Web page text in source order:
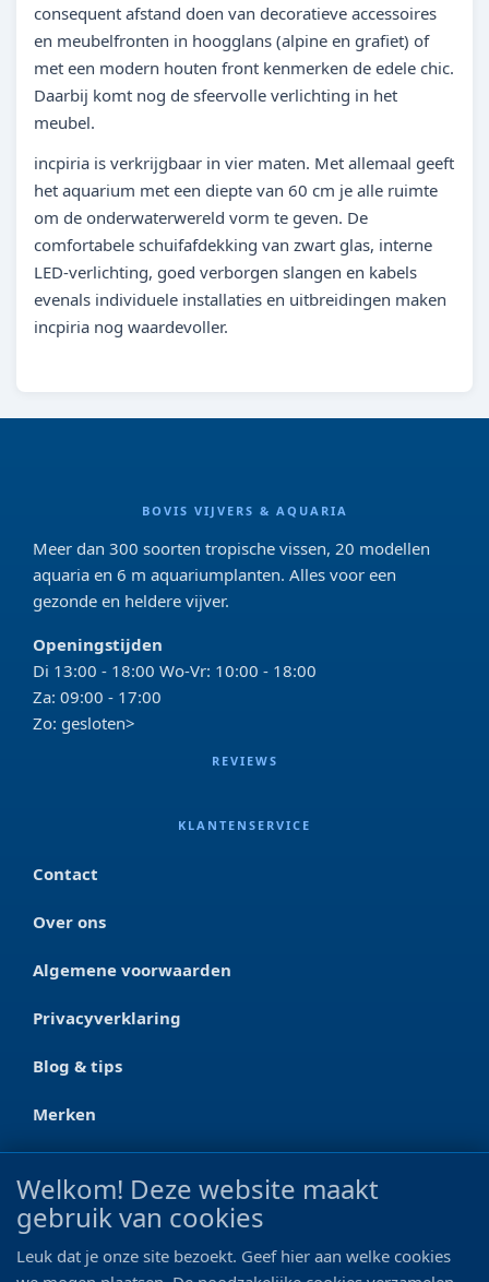
consequent afstand doen van decoratieve accessoires
en meubelfronten in hoogglans (alpine en grafiet) of
met een modern houten front kenmerken de edele chic.
Daarbij komt nog de sfeervolle verlichting in het
meubel.
incpiria is verkrijgbaar in vier maten. Met allemaal geeft
het aquarium met een diepte van 60 cm je alle ruimte
om de onderwaterwereld vorm te geven. De
comfortabele schuifafdekking van zwart glas, interne
LED-verlichting, goed verborgen slangen en kabels
evenals individuele installaties en uitbreidingen maken
incpiria nog waardevoller.
BOVIS VIJVERS & AQUARIA
Meer dan 300 soorten tropische vissen, 20 modellen
aquaria en 6 m aquariumplanten. Alles voor een
gezonde en heldere vijver.
Openingstijden
Di 13:00 - 18:00 Wo-Vr: 10:00 - 18:00
Za: 09:00 - 17:00
Zo: gesloten>
REVIEWS
KLANTENSERVICE
Contact
Over ons
Algemene voorwaarden
Privacyverklaring
Blog & tips
Merken
CONTACT
Ootmarsumseweg 125a
Welkom! Deze website maakt
gebruik van cookies
Leuk dat je onze site bezoekt. Geef hier aan welke cookies